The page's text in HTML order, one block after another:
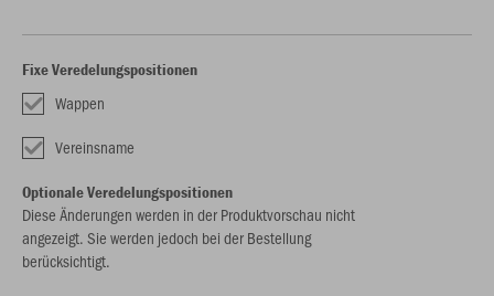
Fixe Veredelungspositionen
Wappen
Vereinsname
Optionale Veredelungspositionen
Diese Änderungen werden in der Produktvorschau nicht
angezeigt. Sie werden jedoch bei der Bestellung
berücksichtigt.